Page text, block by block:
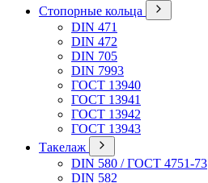
Стопорные кольца
DIN 471
DIN 472
DIN 705
DIN 7993
ГОСТ 13940
ГОСТ 13941
ГОСТ 13942
ГОСТ 13943
Такелаж
DIN 580 / ГОСТ 4751-73
DIN 582